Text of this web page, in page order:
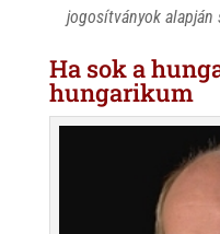
jogosítványok
Ha sok a
hungarikum